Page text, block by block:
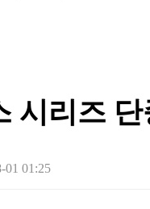
시리즈
01 01:25